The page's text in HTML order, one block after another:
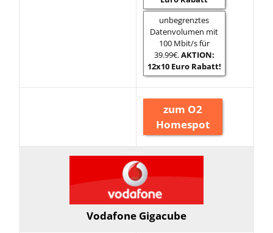
unbegrenztes
Datenvolumen mit
100 Mbit/s für
39.99€.AKTION:
12x10 Euro Rabatt!
zum O2
Homespot
Vodafone Gigacube